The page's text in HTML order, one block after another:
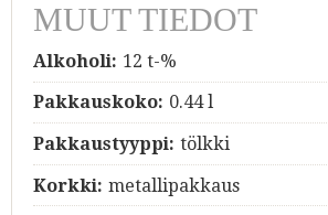
MUUT TIEDOT
Alkoholi: 12 t-%
Pakkauskoko: 0.44 l
Pakkaustyyppi: tölkki
Korkki: metallipakkaus